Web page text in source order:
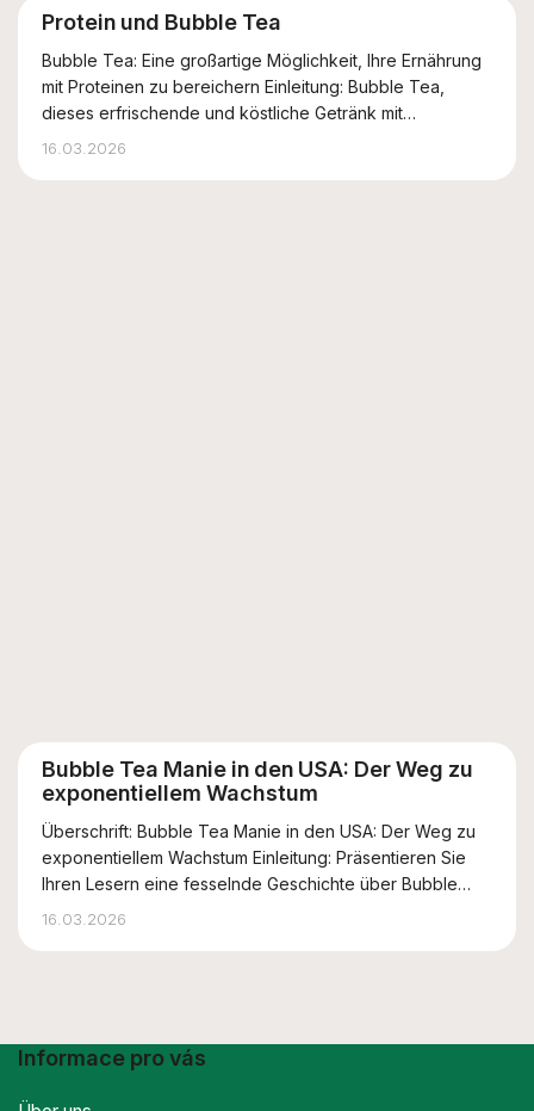
Protein und Bubble Tea
16.03.2026
Bubble Tea: Eine großartige Möglichkeit, Ihre Ernährung
mit Proteinen zu bereichern Einleitung: Bubble Tea,
dieses erfrischende und köstliche Getränk mit
Tapiokaperlen, wird weltweit immer beliebter. Aber
Bubble Tea Manie in den USA: Der Weg zu
exponentiellem Wachstum
16.03.2026
Überschrift: Bubble Tea Manie in den USA: Der Weg zu
exponentiellem Wachstum Einleitung: Präsentieren Sie
Ihren Lesern eine fesselnde Geschichte über Bubble
Tea, der derzeit den Getränkemarkt in den Vereinigten
Informace pro vás